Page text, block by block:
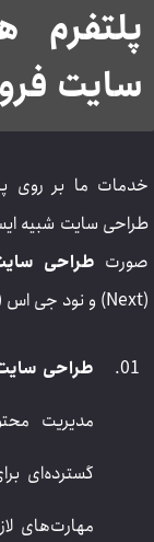
سایت
خدمات ما بر روی
طراحی سایت شبیه
صورت طراحی
(Next) و نود جی اس (NodeJs).
طراحی
گسترده‌ای
مهارت‌های